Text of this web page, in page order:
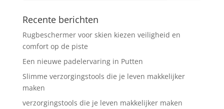
Recente berichten
Rugbeschermer voor skien kiezen veiligheid en
comfort op de piste
Een nieuwe padelervaring in Putten
Slimme verzorgingstools die je leven makkelijker
maken
verzorgingstools die je leven makkelijker maken